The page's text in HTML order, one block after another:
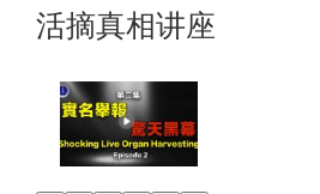
活摘真相讲座